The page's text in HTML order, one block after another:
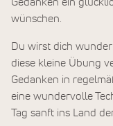
wünschen.
Du wirst dich
diese kleine Übung
Gedanken in
eine wundervolle
Tag sanft ins Land